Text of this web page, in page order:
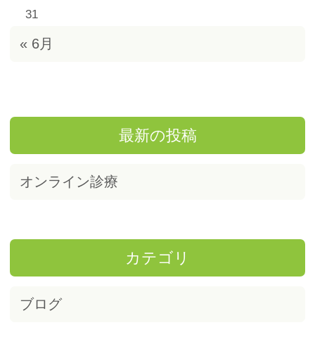
31
« 6月
最新の投稿
オンライン診療
カテゴリ
ブログ